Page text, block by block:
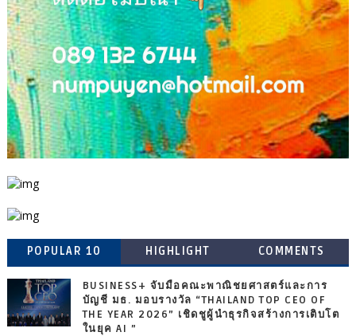
POPULAR 10 HIGHLIGHT COMMENTS
BUSINESS+ จับมือคณะพาณิชยศาสตร์และการ
บัญชี มธ. มอบรางวัล “THAILAND TOP CEO OF
THE YEAR 2026” เชิดชูผู้นำธุรกิจสร้างการเติบโต
ในยุค AI ”